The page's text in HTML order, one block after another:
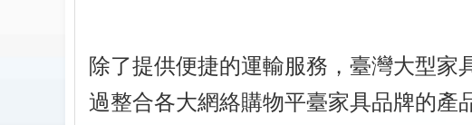
除了提供便捷的運輸服務，臺灣大型家
過整合各大網絡購物平臺家具品牌的產